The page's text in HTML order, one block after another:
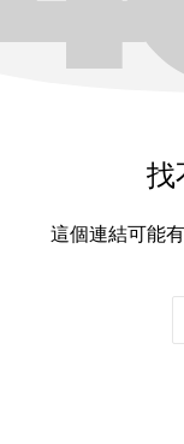
找
這個連結可能